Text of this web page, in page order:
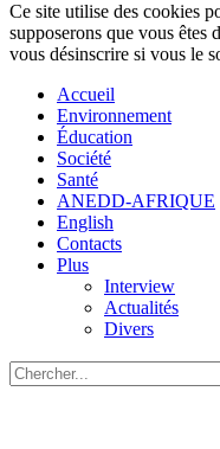
Ce site utilise des cookies
supposerons que vous êtes
vous désinscrire si vous le
Accueil
Environnement
Éducation
Société
Santé
ANEDD-AFRIQUE
English
Contacts
Plus
Interview
Actualités
Divers